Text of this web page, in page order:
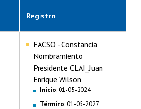
Registro
FACSO - Constancia
Nombramiento
Presidente CLAI_Juan
Enrique Wilson
Inicio: 01-05-2024
Término: 01-05-2027